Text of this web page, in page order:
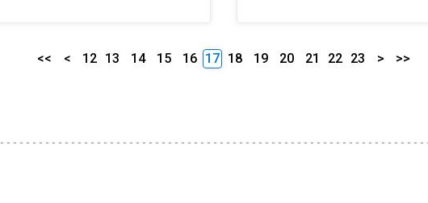
<< < 12 13 14 15 16 17 18 19 20 21 22 23 > >>